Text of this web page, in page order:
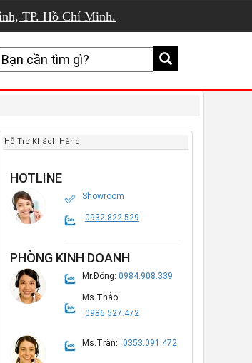
TP. Hồ Chí Minh.
Hỗ Trợ Khách Hàng
HOTLINE
Showroom
0932.822.529
PHÒNG KINH DOANH
Mr.Đông: 0984.908.339
Ms.Thảo:
0986.527.472
Ms.Trân: 0353.091.472